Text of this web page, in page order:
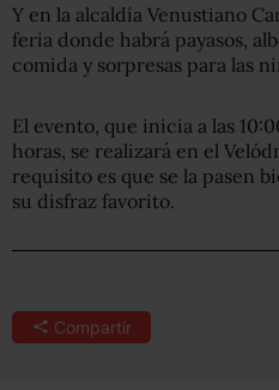
Y en la alcaldía Venustiano
feria donde habrá payasos,
comida y sorpresas para las
El evento, que inicia a las
horas, se realizará en el
requisito es que se la pasen
su disfraz favorito.
Compartir